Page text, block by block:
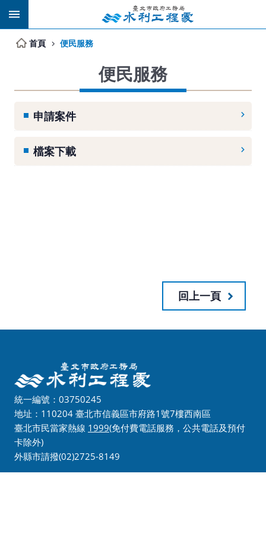
跳到主要內容區塊
首頁 便民服務
便民服務
申請案件
檔案下載
回上一頁
統一編號：03750245
地址：110204 臺北市信義區市府路1號7樓西南區
臺北市民當家熱線 1999(免付費電話服務，公共電話及預付
卡除外)
外縣市請撥(02)2725-8149